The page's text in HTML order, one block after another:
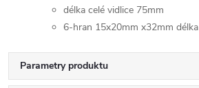
délka celé vidlice 75mm
6-hran 15x20mm x32mm délka
Parametry produktu